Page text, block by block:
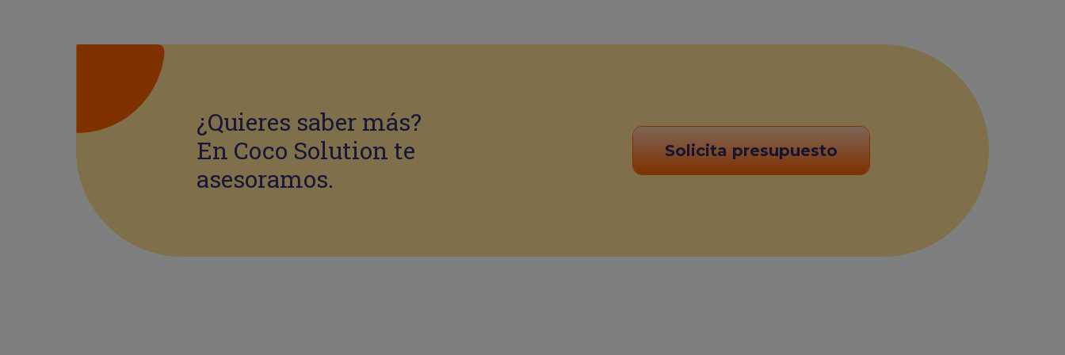
¿Quieres saber más?
En Coco Solution te
asesoramos.
Solicita presupuesto